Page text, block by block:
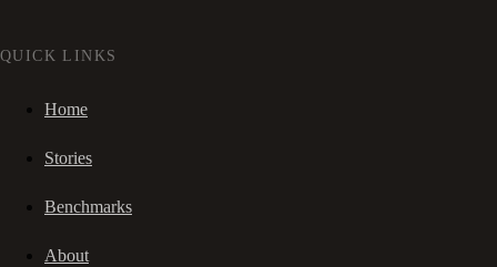
QUICK LINKS
Home
Stories
Benchmarks
About